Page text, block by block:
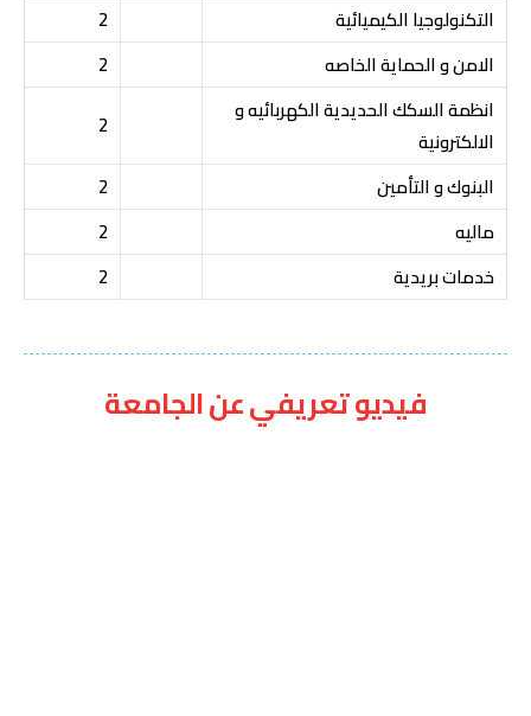
التكنولوجيا الكيميائية
2
الامن و الحماية الخاصه
2
انظمة السكك الحديدية الكهربائيه و
الالكترونية
2
البنوك و التأمين
2
ماليه
2
خدمات بريدية
2
فيديو تعريفي عن الجامعة